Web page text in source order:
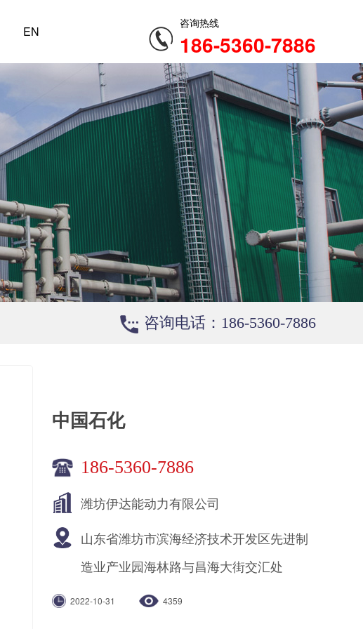
EN
咨询热线
186-5360-7886
咨询电话：186-5360-7886
中国石化
186-5360-7886
潍坊伊达能动力有限公司
山东省潍坊市滨海经济技术开发区先进制
造业产业园海林路与昌海大街交汇处
2022-10-31 4359